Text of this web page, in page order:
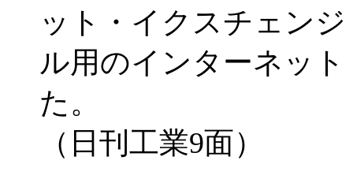
ット・イクスチェン
ル用のインターネッ
た。
（日刊工業9面）